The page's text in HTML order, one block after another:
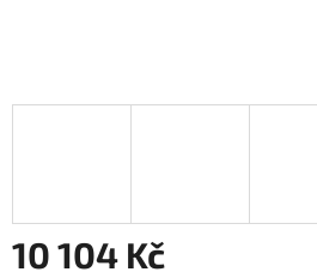
10 104 Kč